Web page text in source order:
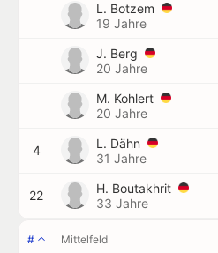
L. Botzem
19 Jahre
J. Berg
20 Jahre
M. Kohlert
20 Jahre
4
L. Dähn
31 Jahre
22
H. Boutakhrit
33 Jahre
# Mittelfeld